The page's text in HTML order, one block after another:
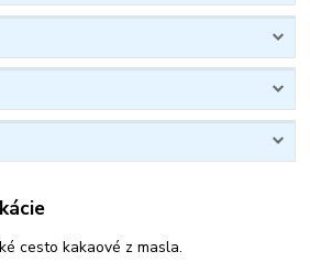
cesto kakaové z masla.